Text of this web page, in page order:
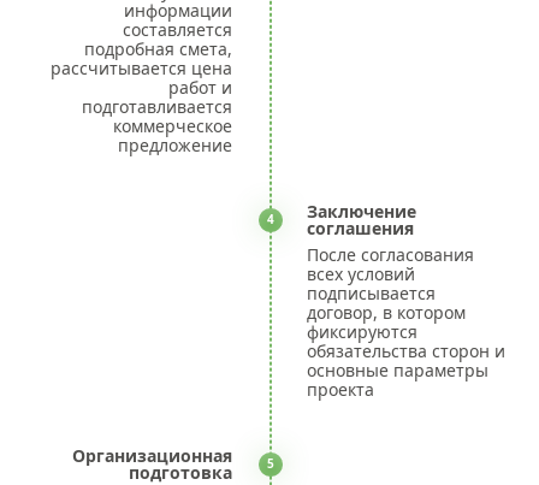
информации
составляется
подробная смета,
рассчитывается цена
работ и
подготавливается
коммерческое
предложение
4 Заключение
соглашения
После согласования
всех условий
подписывается
договор, в котором
фиксируются
обязательства сторон и
основные параметры
проекта
5
Организационная
подготовка